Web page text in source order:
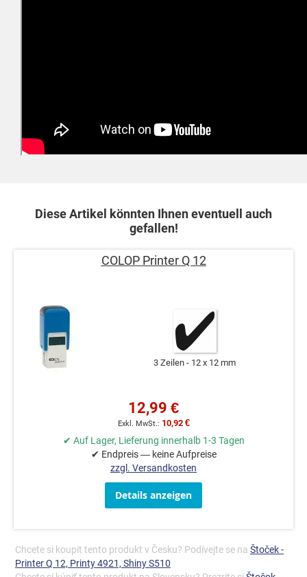
Diese Artikel könnten Ihnen eventuell auch
gefallen!
COLOP Printer Q 12
3 Zeilen 12 x 12 mm
12,99 €
10,92 €
✔ Auf Lager, Lieferung innerhalb 1-3 Tagen
✔ Endpreis — keine Aufpreise
zzgl. Versandkosten
Details anzeigen
Chcete si koupit tento produkt v Česku? Podívejte se na Štoček -
Printer Q 12, Printy 4921, Shiny S510